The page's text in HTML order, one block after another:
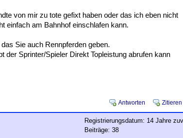
von mir zu tote gefixt haben oder das ich eben nicht
einfach am Bahnhof einschlafen kann.
Sie auch Rennpferden geben.
der Sprinter/Spieler Direkt Topleistung abrufen kann
Antworten Zitieren
Registrierungsdatum: 14 Jahre
Beiträge: 38